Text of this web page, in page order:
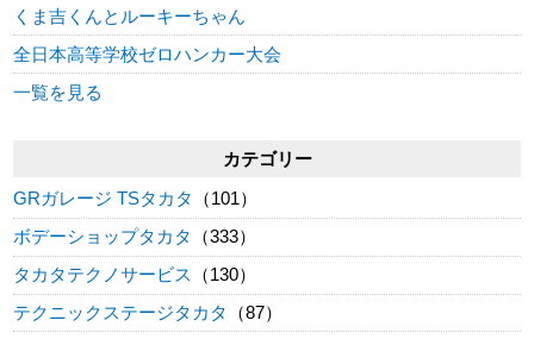
くま吉くんとルーキーちゃん
全日本高等学校ゼロハンカー大会
一覧を見る
カテゴリー
GRガレージ TSタカタ
（101）
ボデーショップタカタ
（333）
タカタテクノサービス
（130）
テクニックステージタカタ
（87）